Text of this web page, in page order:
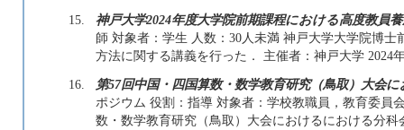
15.
神戸大学2024年度大学院前期課程における高度教員
師 対象者：学生 人数：30人未満 神戸大学大学院博
方法に関する講義を行った． 主催者：神戸大学 2024
16.
第57回中国・四国算数・数学教育研究（鳥取）大会
ポジウム 役割：指導 対象者：学校教職員，教育委員
数・数学教育研究（鳥取）大会におけるにおける分